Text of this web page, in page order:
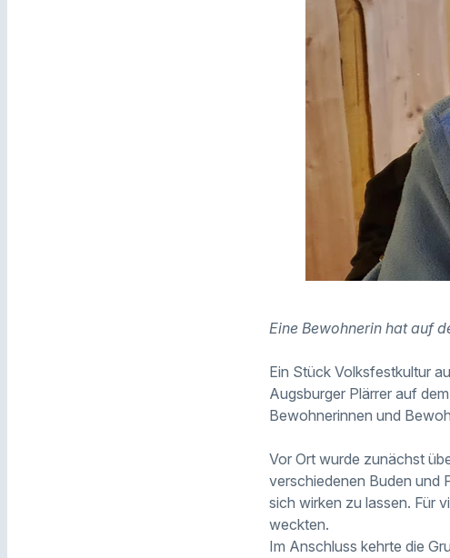
Eine Bewohnerin hat auf
Ein Stück Volksfestkultur
Augsburger Plärrer auf
Bewohnerinnen und
Vor Ort wurde zunächst
verschiedenen Buden und
sich wirken zu lassen. Für
weckten.
Im Anschluss kehrte die